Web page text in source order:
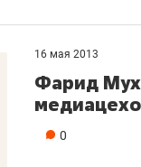
16 мая 2013
Фарид
0